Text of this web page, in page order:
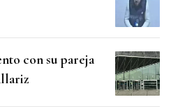
con su pareja